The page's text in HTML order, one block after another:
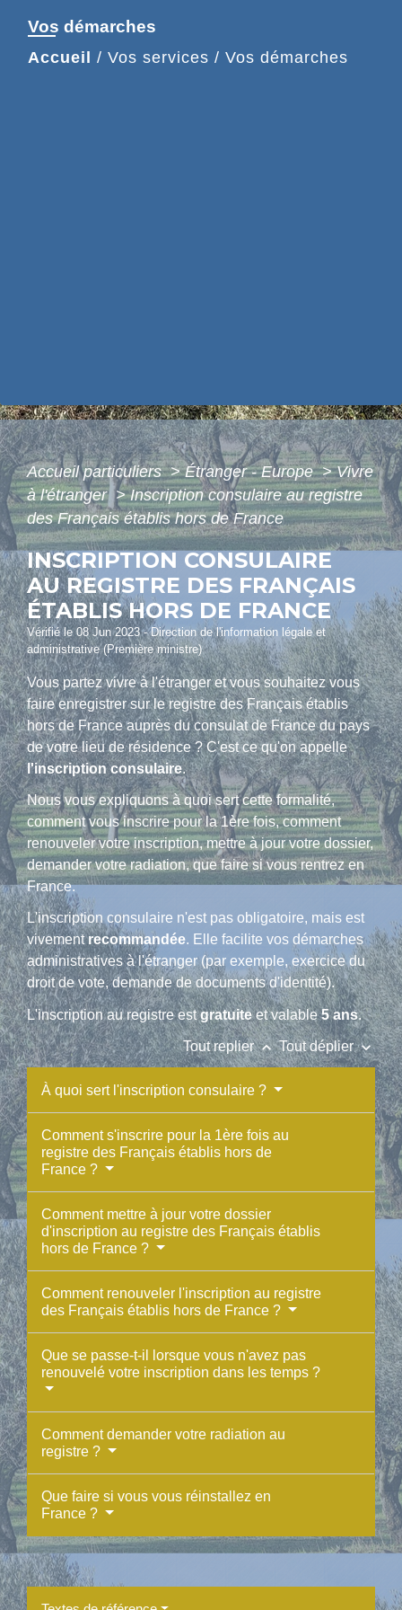
Vos démarches
Accueil / Vos services / Vos démarches
Accueil particuliers> Étranger - Europe> Vivre
à l'étranger > Inscription consulaire au registre
des Français établis hors de France
INSCRIPTION CONSULAIRE
AU REGISTRE DES FRANÇAIS
ÉTABLIS HORS DE FRANCE
Vérifié le 08 Jun 2023 - Direction de l'information légale et
administrative (Première ministre)
Vous partez vivre à l'étranger et vous souhaitez vous
faire enregistrer sur le registre des Français établis
hors de France auprès du consulat de France du pays
de votre lieu de résidence ? C'est ce qu'on appelle
l'inscription consulaire.
Nous vous expliquons à quoi sert cette formalité,
comment vous inscrire pour la 1ère fois, comment
renouveler votre inscription, mettre à jour votre dossier,
demander votre radiation, que faire si vous rentrez en
France.
L'inscription consulaire n'est pas obligatoire, mais est
vivementrecommandée. Elle facilite vos démarches
administratives à l'étranger (par exemple, exercice du
droit de vote, demande de documents d'identité).
L'inscription au registre estgratuiteet valable5 ans.
Tout replierkeyboard_arrow_up Tout déplierkeyboard_arrow_down
À quoi sert l'inscription consulaire ?
Comment s'inscrire pour la 1ère fois au
registre des Français établis hors de
France ?
Comment mettre à jour votre dossier
d'inscription au registre des Français établis
hors de France ?
Comment renouveler l'inscription au registre
des Français établis hors de France ?
Que se passe-t-il lorsque vous n'avez pas
renouvelé votre inscription dans les temps ?
Comment demander votre radiation au
registre ?
Que faire si vous vous réinstallez en
France ?